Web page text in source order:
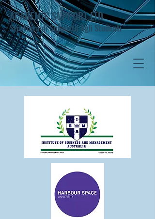
ACADEMIC SUPPORT LTD
Struttura di Supporto Agli Studenti